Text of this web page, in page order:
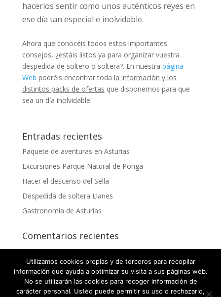
hacerlos sentir como unos auténticos reyes en
ese día tan especial e inolvidable.
Ahora que conocéis todos estos importantes
consejos, ¿estáis listos ya para organizar vuestra
despedida de soltero o soltera?. En nuestra página
Web podréis encontrar toda la información y los
distintos packs de ofertas que disponemos para que
sea un día inolvidable.
Entradas recientes
Paquete de aventuras en Asturias
Excursiones Parque Natural de Ponga
Hacer el descenso del Sella
Despedida de soltera Llanes
Gastronomía de Asturias
Comentarios recientes
Utilizamos cookies propias y de terceros para recopilar
información que ayuda a optimizar su visita a sus páginas web.
No se utilizarán las cookies para recoger información de
carácter personal. Usted puede permitir su uso o rechazarlo,